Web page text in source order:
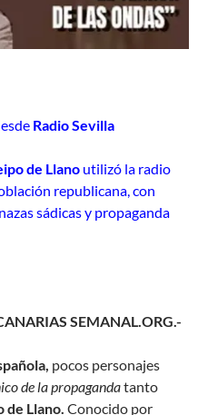
Radio Sevilla
de Llano utilizó la radio
republicana, con
sádicas y propaganda
SEMANAL.ORG.-
pocos personajes
de la propagandatanto
Llano. Conocido por